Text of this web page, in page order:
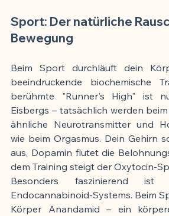
Sport: Der natürliche
Bewegung
Beim Sport durchläuft dein
beeindruckende biochemische
berühmte "Runner's High" ist
Eisbergs – tatsächlich werden
ähnliche Neurotransmitter und
wie beim Orgasmus. Dein Gehirn
aus, Dopamin flutet die
dem Training steigt der Oxytocin-
Besonders faszinierend
Endocannabinoid-Systems. Beim
Körper Anandamid – ein